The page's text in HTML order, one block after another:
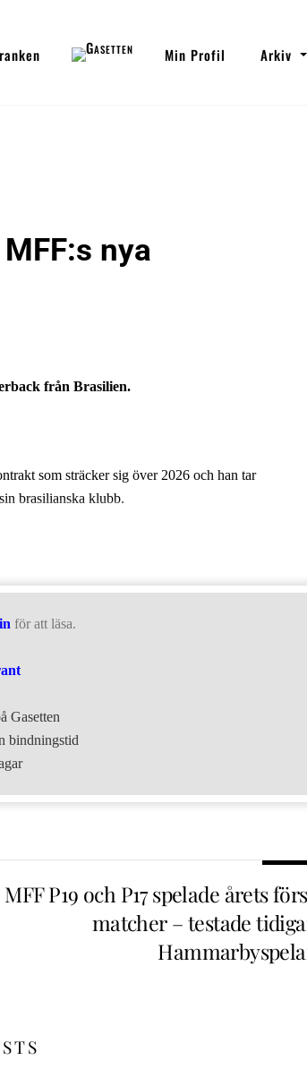
Min Profil Arkiv
nya
från Brasilien.
som sträcker sig över 2026 och han tar
brasilianska klubb.
för att läsa.
Gasetten
bindningstid
MFF P19 och P17 spelade årets
matcher – testade